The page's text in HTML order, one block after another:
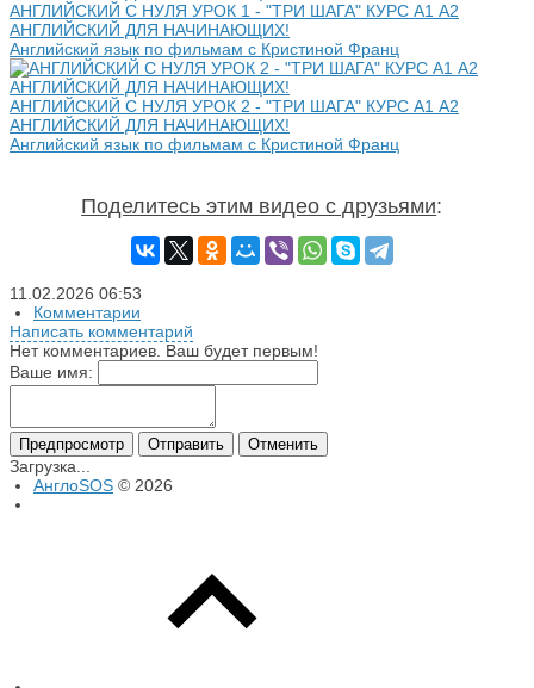
АНГЛИЙСКИЙ С НУЛЯ УРОК 1 - "ТРИ ШАГА" КУРС А1 А2
АНГЛИЙСКИЙ ДЛЯ НАЧИНАЮЩИХ!
Английский язык по фильмам с Кристиной Франц
АНГЛИЙСКИЙ С НУЛЯ УРОК 2 - "ТРИ ШАГА" КУРС А1 А2
АНГЛИЙСКИЙ ДЛЯ НАЧИНАЮЩИХ!
Английский язык по фильмам с Кристиной Франц
Поделитесь этим видео с друзьями:
11.02.2026 06:53
Комментарии
Написать комментарий
Нет комментариев. Ваш будет первым!
Ваше имя:
Предпросмотр Отправить Отменить
Загрузка...
АнглоSOS © 2026